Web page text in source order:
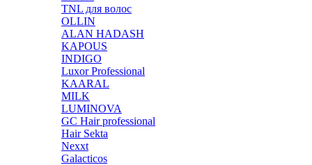
TNL для волос
OLLIN
ALAN HADASH
KAPOUS
INDIGO
Luxor Professional
KAARAL
MILK
LUMINOVA
GC Hair professional
Hair Sekta
Nexxt
Galacticos